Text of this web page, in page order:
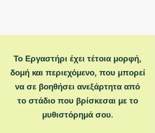
Το Εργαστήρι έχει τέτοια μορφή,
δομή και περιεχόμενο, που μπορεί
να σε βοηθήσει ανεξάρτητα από
το στάδιο που βρίσκεσαι με το
μυθιστόρημά σου.